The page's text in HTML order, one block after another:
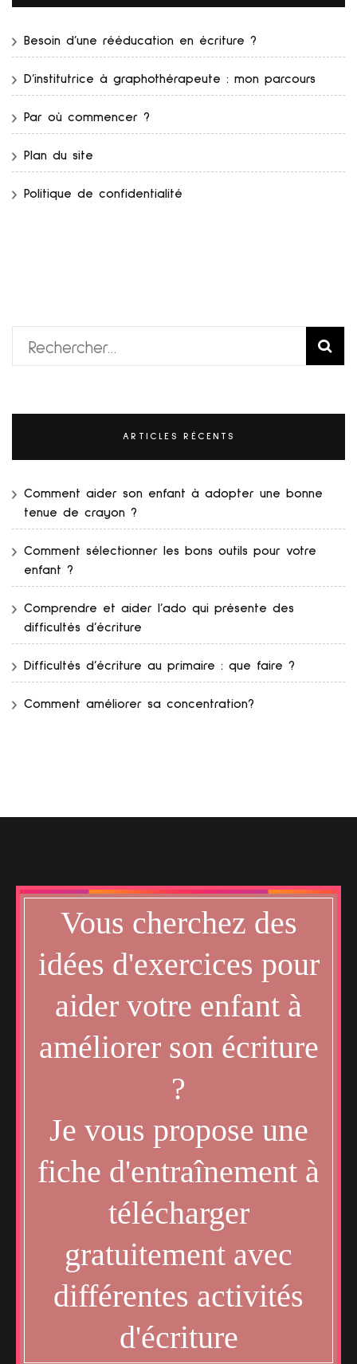
Besoin d’une rééducation en écriture ?
D’institutrice à graphothérapeute : mon parcours
Par où commencer ?
Plan du site
Politique de confidentialité
Rechercher :
ARTICLES RÉCENTS
Comment aider son enfant à adopter une bonne
tenue de crayon ?
Comment sélectionner les bons outils pour votre
enfant ?
Comprendre et aider l’ado qui présente des
difficultés d’écriture
Difficultés d’écriture au primaire : que faire ?
Comment améliorer sa concentration?